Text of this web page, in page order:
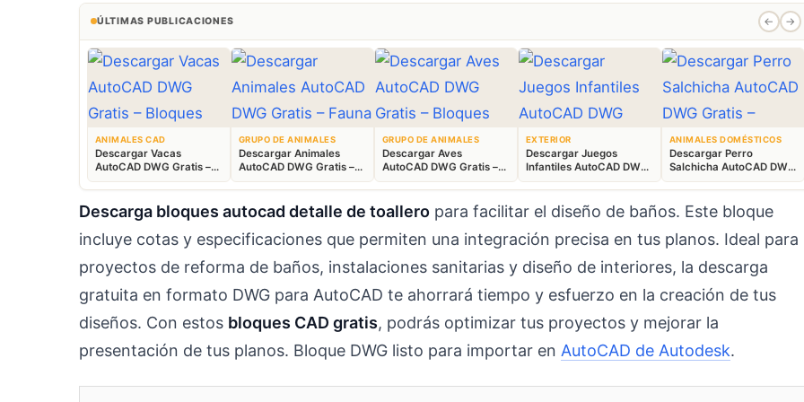
ÚLTIMAS PUBLICACIONES ← →
ANIMALES CAD
Descargar Vacas
AutoCAD DWG Gratis –
Bloques Ganaderos 2D
GRUPO DE ANIMALES
Descargar Animales
AutoCAD DWG Gratis –
Fauna 2D CAD
GRUPO DE ANIMALES
Descargar Aves
AutoCAD DWG Gratis –
Bloques Animales 2D
EXTERIOR
Descargar Juegos
Infantiles AutoCAD DWG
Gratis – Parque 2D
ANIMALES DOMÉSTICOS
Descargar Perro
Salchicha AutoCAD DWG
Gratis – Bloque 2D
Descarga bloques autocad detalle de toallero para facilitar el diseño de baños. Este bloque
incluye cotas y especificaciones que permiten una integración precisa en tus planos. Ideal para
proyectos de reforma de baños, instalaciones sanitarias y diseño de interiores, la descarga
gratuita en formato DWG para AutoCAD te ahorrará tiempo y esfuerzo en la creación de tus
diseños. Con estos bloques CAD gratis, podrás optimizar tus proyectos y mejorar la
presentación de tus planos. Bloque DWG listo para importar en AutoCAD de Autodesk.